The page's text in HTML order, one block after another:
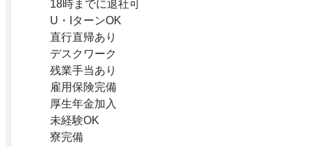
18時までに退社可
U・IターンOK
直行直帰あり
デスクワーク
残業手当あり
雇用保険完備
厚生年金加入
未経験OK
寮完備